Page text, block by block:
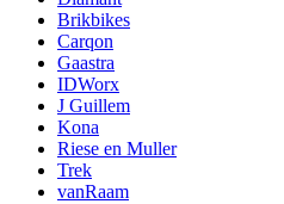
Brikbikes
Carqon
Gaastra
IDWorx
J Guillem
Kona
Riese en Muller
Trek
vanRaam